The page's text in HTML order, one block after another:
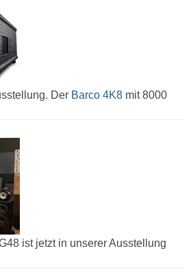
Der Barco 4K8 mit 8000
ist jetzt in unserer Ausstellung